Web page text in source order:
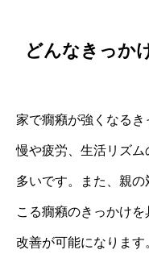
どんなきっか
家で癇癪が強くなる
慢や疲労、生活リズ
多いです。また、親
こる癇癪のきっかけ
改善が可能になりま